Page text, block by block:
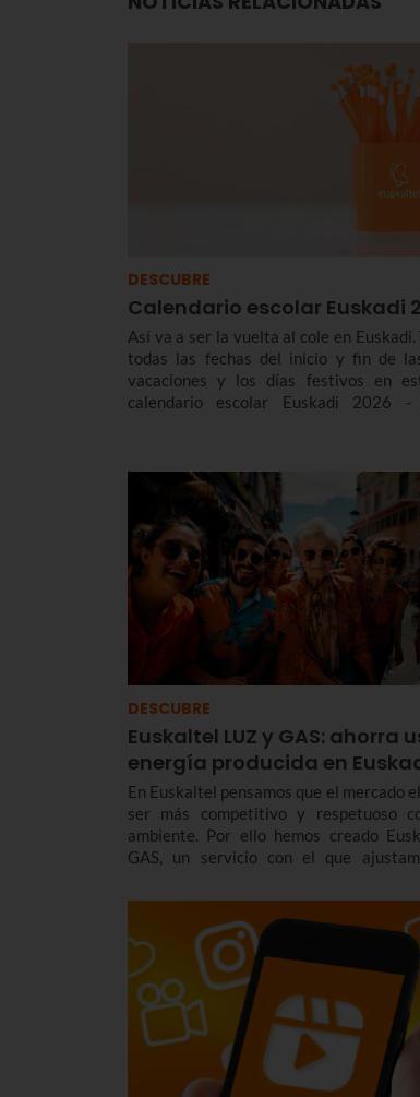
DESCUBRE
Calendario escolar Euskadi
Así va a ser la vuelta al cole en Euskadi.
todas las fechas del inicio y fin de
vacaciones y los días festivos en
calendario escolar Euskadi 2026
Bachillerato y FP.
DESCUBRE
Euskaltel LUZ y GAS: ahorra
energía producida en
En Euskaltel pensamos que el mercado
ser más competitivo y respetuoso
ambiente. Por ello hemos creado
GAS, un servicio con el que
mercado pero sin renunciar a la
descuento para los que ya son clientes